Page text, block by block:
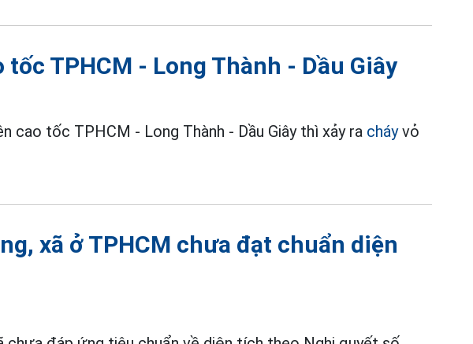
TPHCM - Long Thành - Dầu Giây
cao tốc TPHCM - Long Thành - Dầu Giây thì xảy ra cháyvỏ
xã ở TPHCM chưa đạt chuẩn diện